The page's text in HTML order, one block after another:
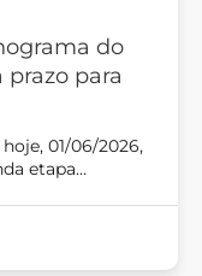
do
prazo para
01/06/2026,
etapa…